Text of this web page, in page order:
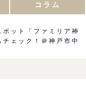
コラム
ット「ファミリア神
ェック！＠神戸市中